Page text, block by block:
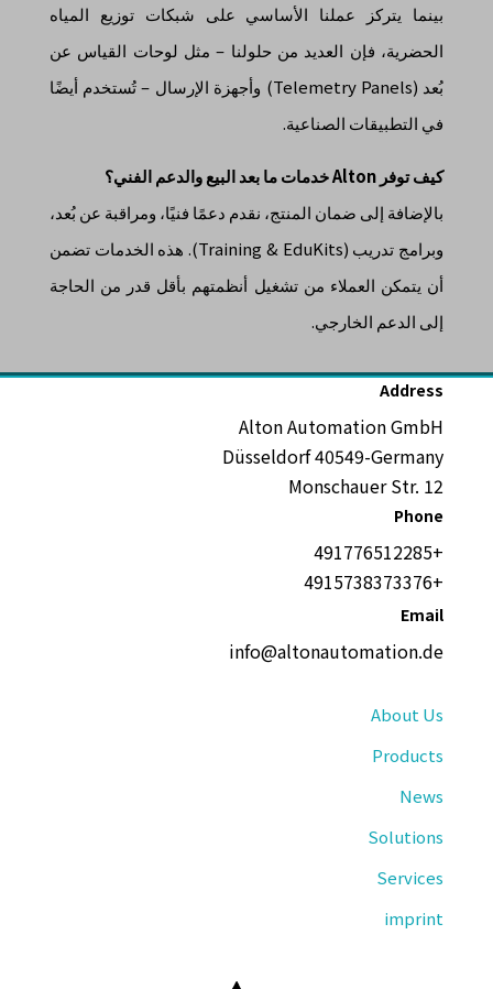
بينما يتركز عملنا الأساسي على شبكات توزيع المياه
الحضرية، فإن العديد من حلولنا – مثل لوحات القياس عن
بُعد (Telemetry Panels) وأجهزة الإرسال – تُستخدم أيضًا
في التطبيقات الصناعية.
كيف توفر Alton خدمات ما بعد البيع والدعم الفني؟
بالإضافة إلى ضمان المنتج، نقدم دعمًا فنيًا، ومراقبة عن بُعد،
وبرامج تدريب (Training & EduKits). هذه الخدمات تضمن
أن يتمكن العملاء من تشغيل أنظمتهم بأقل قدر من الحاجة
إلى الدعم الخارجي.
Address
Alton Automation GmbH
Düsseldorf 40549-Germany
Monschauer Str. 12
Phone
+491776512285
+4915738373376
Email
info@altonautomation.de
About Us
Products
News
Solutions
Services
imprint